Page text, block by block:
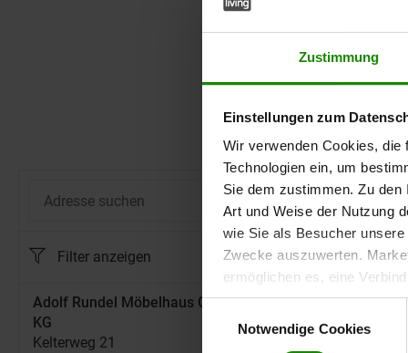
Zustimmung
Einstellungen zum
Wir verwenden Cookies, die
Technologien ein, um
Sie dem zustimmen. Zu
Art und Weise der Nutzung
wie Sie als Besucher
Zwecke auszuwerten.
ermöglichen es, eine
anzuzeigen. Sie können frei
Klicken Sie auf „ Ablehnen “,
Einwilligungsauswahl
Notwendige Cookies
Filter anzeigen
Adolf Rundel Möbelhaus GmbH & Co.
KG
Kelterweg 21